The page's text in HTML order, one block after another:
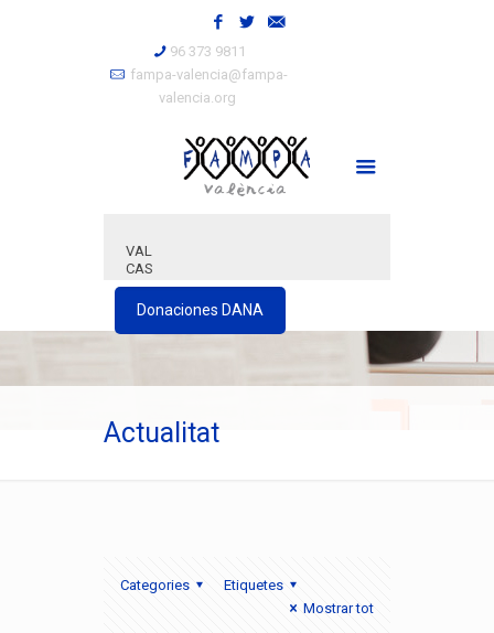
96 373 9811
fampa-valencia@fampa-
valencia.org
VAL
CAS
Donaciones DANA
Actualitat
Categories
Etiquetes
Mostrar tot